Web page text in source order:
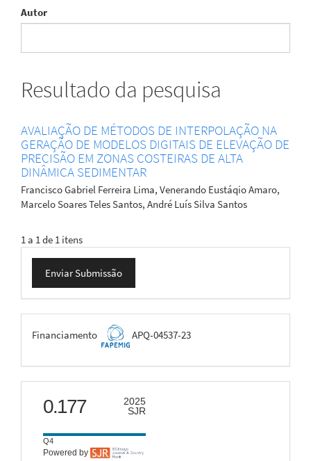
Autor
Resultado da pesquisa
AVALIAÇÃO DE MÉTODOS DE INTERPOLAÇÃO NA
GERAÇÃO DE MODELOS DIGITAIS DE ELEVAÇÃO DE
PRECISÃO EM ZONAS COSTEIRAS DE ALTA
DINÂMICA SEDIMENTAR
Francisco Gabriel Ferreira Lima, Venerando Eustáqio Amaro,
Marcelo Soares Teles Santos, André Luís Silva Santos
1 a 1 de 1 itens
Enviar
Submissão
Enviar Submissão
FAPEMIG
Financiamento APQ-04537-23
scimago
0.177
2025
SJR
Q4
Powered by